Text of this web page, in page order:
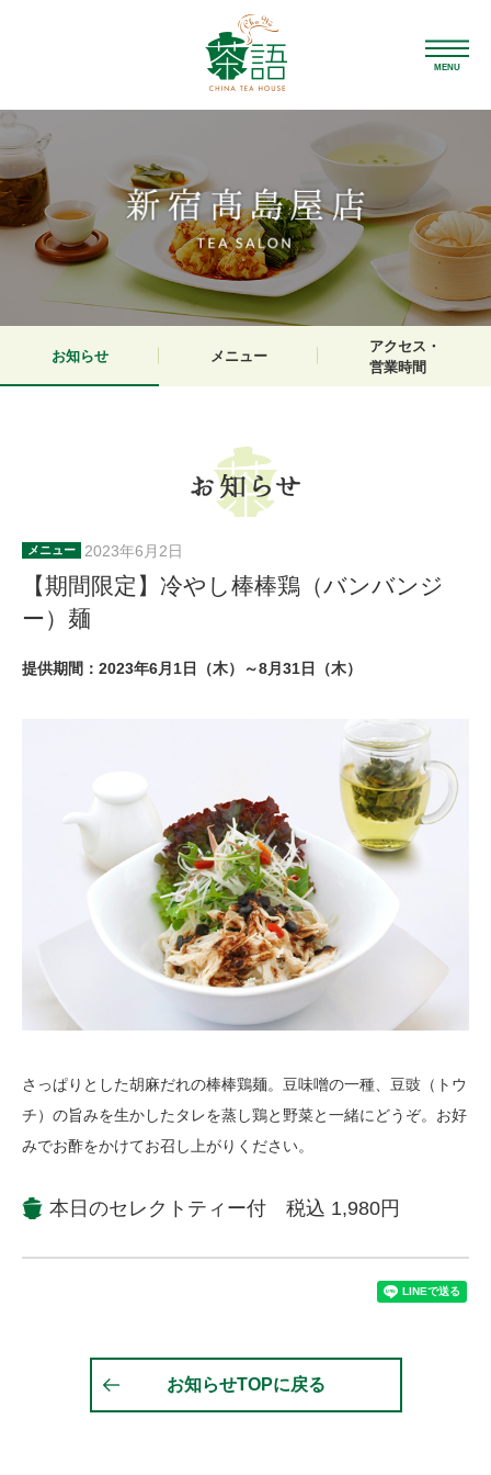
MENU
お知らせ メニュー
アクセス・
営業時間
メニュー 2023年6月2日
【期間限定】冷やし棒棒鶏（バンバンジ
ー）麺
提供期間：2023年6月1日（木）～8月31日（木）
さっぱりとした胡麻だれの棒棒鶏麺。豆味噌の一種、豆豉（トウ
チ）の旨みを生かしたタレを蒸し鶏と野菜と一緒にどうぞ。お好
みでお酢をかけてお召し上がりください。
本日のセレクトティー付 税込 1,980円
お知らせTOPに戻る